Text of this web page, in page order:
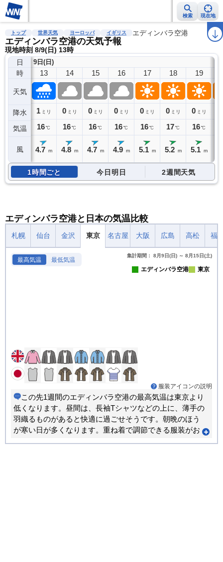
検索 現在地
雨雲レーダー 台風情報 地震情報 警報・注意報 2週間天気 ラ
トップ 世界天気 ヨーロッパ イギリス エディンバラ空港
エディンバラ空港の天気予報
現地時刻 8/9(日) 13時
日
時
天気
降水
気温
風
9日(日)
13
1 ミリ
16℃
4.7 m
14
0 ミリ
16℃
4.8 m
15
0 ミリ
16℃
4.7 m
16
0 ミリ
16℃
4.9 m
17
0 ミリ
16℃
5.1 m
18
0 ミリ
17℃
5.2 m
19
0 ミリ
16℃
5.1 m
1時間ごと 今日明日 2週間天気
エディンバラ空港と日本の気温比較
札幌 仙台 金沢 東京 名古屋 大阪 広島 高松 福
最高気温 最低気温
集計期間： 8月9日(日) ～ 8月15日(土)
エディンバラ空港 東京
服装アイコンの説明
この先1週間のエディンバラ空港の最高気温は東京より
低くなります。昼間は、長袖Tシャツなどの上に、薄手の
羽織るものがあると快適に過ごせそうです。朝晩のほう
が寒い日が多くなります。重ね着で調節できる服装がお